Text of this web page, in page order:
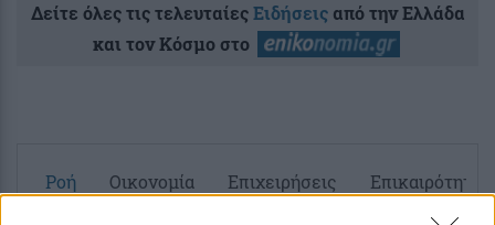
Δείτε όλες τις τελευταίεςΕιδήσειςαπό την Ελλάδα
και τον Κόσμο στο
Ροή Οικονομία Επιχειρήσεις Επικαιρότητα